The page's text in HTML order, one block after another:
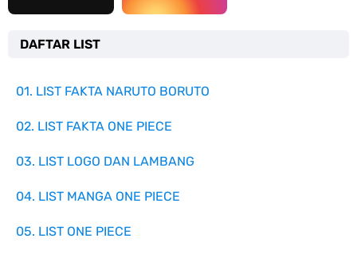
DAFTAR LIST
01. LIST FAKTA NARUTO BORUTO
02. LIST FAKTA ONE PIECE
03. LIST LOGO DAN LAMBANG
04. LIST MANGA ONE PIECE
05. LIST ONE PIECE